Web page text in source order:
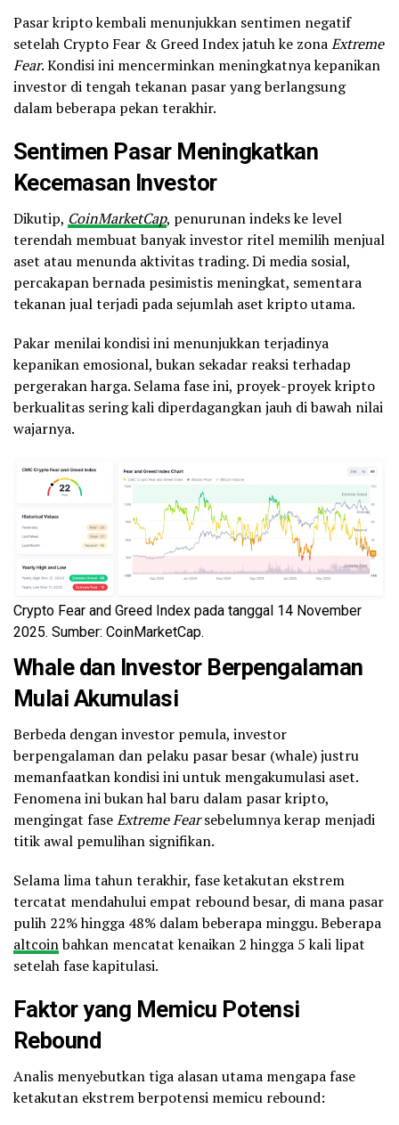
Pasar kripto kembali menunjukkan sentimen negatif
setelah Crypto Fear & Greed Index jatuh ke zonaExtreme
Fear. Kondisi ini mencerminkan meningkatnya kepanikan
investor di tengah tekanan pasar yang berlangsung
dalam beberapa pekan terakhir.
Sentimen Pasar Meningkatkan
Kecemasan Investor
Dikutip, CoinMarketCap, penurunan indeks ke level
terendah membuat banyak investor ritel memilih menjual
aset atau menunda aktivitas trading. Di media sosial,
percakapan bernada pesimistis meningkat, sementara
tekanan jual terjadi pada sejumlah aset kripto utama.
Pakar menilai kondisi ini menunjukkan terjadinya
kepanikan emosional, bukan sekadar reaksi terhadap
pergerakan harga. Selama fase ini, proyek-proyek kripto
berkualitas sering kali diperdagangkan jauh di bawah nilai
wajarnya.
Crypto Fear and Greed Index pada tanggal 14 November
2025. Sumber: CoinMarketCap.
Whaledan Investor Berpengalaman
Mulai Akumulasi
Berbeda dengan investor pemula, investor
berpengalaman dan pelaku pasar besar (whale) justru
memanfaatkan kondisi ini untuk mengakumulasi aset.
Fenomena ini bukan hal baru dalam pasar kripto,
mengingat faseExtreme Fearsebelumnya kerap menjadi
titik awal pemulihan signifikan.
Selama lima tahun terakhir, fase ketakutan ekstrem
tercatat mendahului empat rebound besar, di mana pasar
pulih 22% hingga 48% dalam beberapa minggu. Beberapa
altcoinbahkan mencatat kenaikan 2 hingga 5 kali lipat
setelah fase kapitulasi.
Faktor yang Memicu Potensi
Rebound
Analis menyebutkan tiga alasan utama mengapa fase
ketakutan ekstrem berpotensi memicu rebound: